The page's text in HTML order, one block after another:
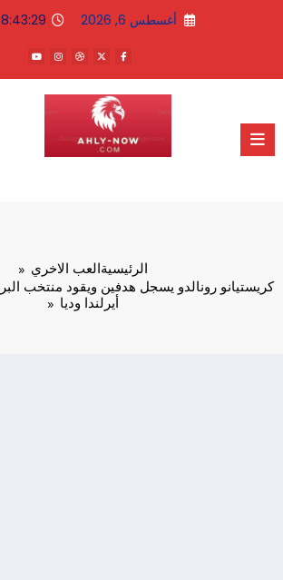
أغسطس 6, 2026 8:43:29 PM
الرئيسيةالعب الاخري
أيرلندا وديا